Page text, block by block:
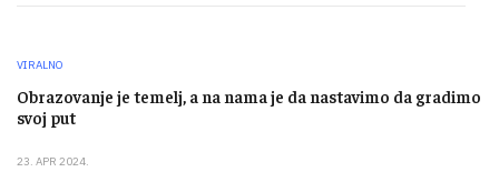
VIRALNO
Obrazovanje je temelj, a na nama je da nastavimo da gradimo
svoj put
23. APR 2024.